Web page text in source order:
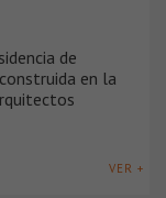
de
en la
VER +